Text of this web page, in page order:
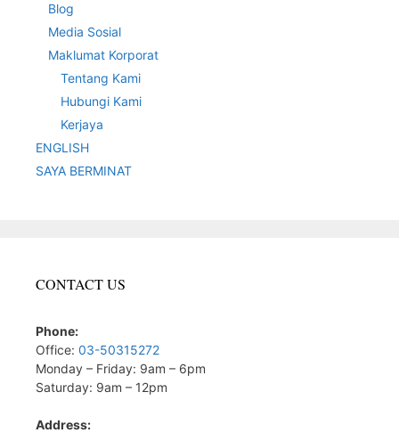
Blog
Media Sosial
Maklumat Korporat
Tentang Kami
Hubungi Kami
Kerjaya
ENGLISH
SAYA BERMINAT
CONTACT US
Phone:
Office: 03-50315272
Monday – Friday: 9am – 6pm
Saturday: 9am – 12pm
Address: